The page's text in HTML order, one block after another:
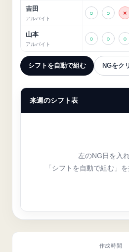
吉田
アルバイト
○ ○ ×
山本
アルバイト
○ ○ ○
シフトを自動で組む NGをク
来週のシフト表
左のNG日を入れ
「シフトを自動で組む」
作成時間